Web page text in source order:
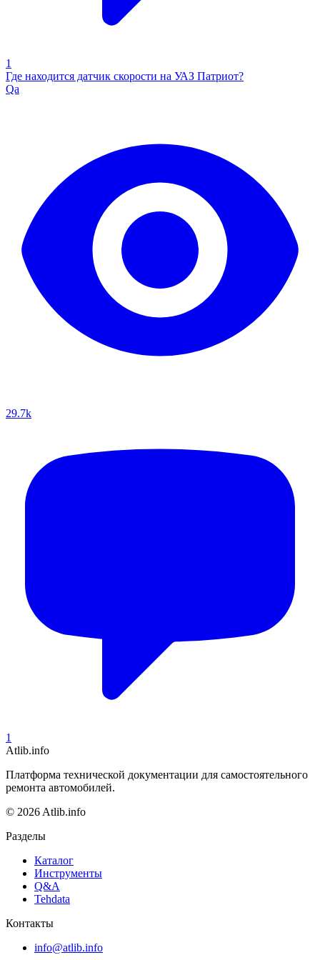
1
Где находится датчик скорости на УАЗ Патриот?
Qa
29.7k
1
Atlib.info
Платформа технической документации для самостоятельного
ремонта автомобилей.
© 2026 Atlib.info
Разделы
Каталог
Инструменты
Q&A
Tehdata
Контакты
info@atlib.info